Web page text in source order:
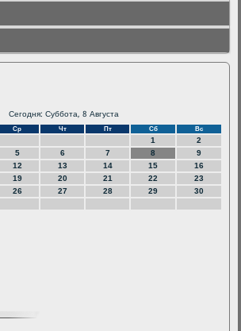
Сегодня: Суббота, 8 Августа
Ср Чт Пт Сб Вс
1
2
5 6 7 8
9
12 13 14 15
16
19 20 21 22
23
26 27 28 29
30